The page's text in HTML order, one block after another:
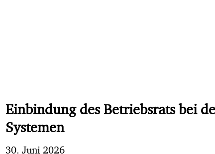
Einbindung des Betriebsrats bei
Systemen
30. Juni 2026